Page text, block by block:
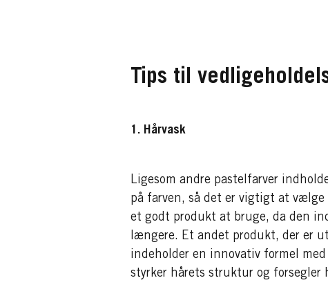
Tips til
1. Hårvask
Ligesom andre pastelfarver
på farven, så det er vigtigt at
et godt produkt at bruge, da den
længere. Et andet produkt, der er
indeholder en innovativ formel
styrker hårets struktur og forsegler